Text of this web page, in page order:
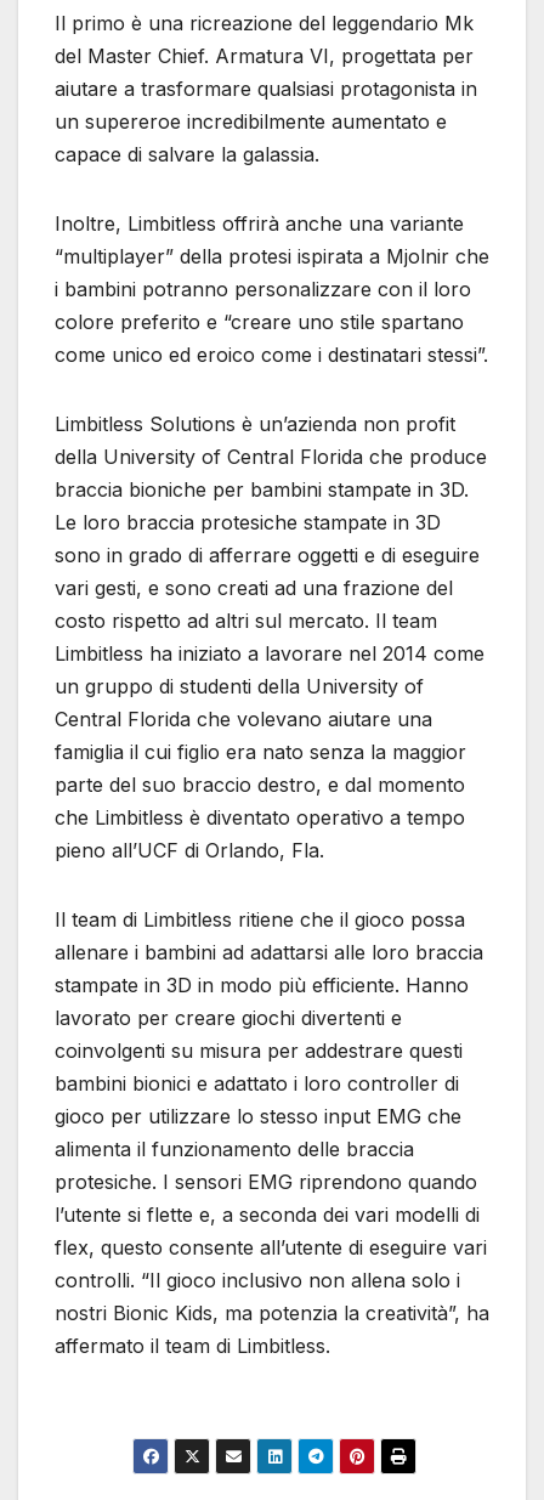
Il primo è una ricreazione del leggendario Mk
del Master Chief. Armatura VI, progettata per
aiutare a trasformare qualsiasi protagonista in
un supereroe incredibilmente aumentato e
capace di salvare la galassia.
Inoltre, Limbitless offrirà anche una variante
“multiplayer” della protesi ispirata a Mjolnir che
i bambini potranno personalizzare con il loro
colore preferito e “creare uno stile spartano
come unico ed eroico come i destinatari stessi”.
Limbitless Solutions è un’azienda non profit
della University of Central Florida che produce
braccia bioniche per bambini stampate in 3D.
Le loro braccia protesiche stampate in 3D
sono in grado di afferrare oggetti e di eseguire
vari gesti, e sono creati ad una frazione del
costo rispetto ad altri sul mercato. Il team
Limbitless ha iniziato a lavorare nel 2014 come
un gruppo di studenti della University of
Central Florida che volevano aiutare una
famiglia il cui figlio era nato senza la maggior
parte del suo braccio destro, e dal momento
che Limbitless è diventato operativo a tempo
pieno all’UCF di Orlando, Fla.
Il team di Limbitless ritiene che il gioco possa
allenare i bambini ad adattarsi alle loro braccia
stampate in 3D in modo più efficiente. Hanno
lavorato per creare giochi divertenti e
coinvolgenti su misura per addestrare questi
bambini bionici e adattato i loro controller di
gioco per utilizzare lo stesso input EMG che
alimenta il funzionamento delle braccia
protesiche. I sensori EMG riprendono quando
l’utente si flette e, a seconda dei vari modelli di
flex, questo consente all’utente di eseguire vari
controlli. “Il gioco inclusivo non allena solo i
nostri Bionic Kids, ma potenzia la creatività”, ha
affermato il team di Limbitless.